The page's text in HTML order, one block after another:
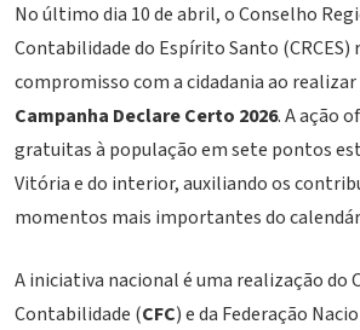
No último dia 10 de abril, o Conselho
Contabilidade do Espírito Santo (CRCES)
compromisso com a cidadania ao realizar
Campanha Declare Certo 2026. A ação
gratuitas à população em sete pontos
Vitória e do interior, auxiliando os
momentos mais importantes do
A iniciativa nacional é uma realização do
Contabilidade (CFC) e da Federação